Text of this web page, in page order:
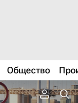
Общество